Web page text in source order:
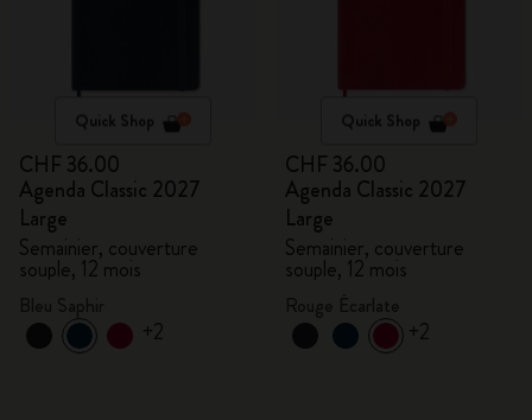
Quick Shop
CHF 36.00
Agenda Classic 2027
Large
Semainier, couverture
souple, 12 mois
+2
Quick Shop
CHF 36.00
Agenda Classic 2027
Large
Semainier, couverture
souple, 12 mois
+2